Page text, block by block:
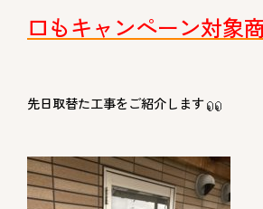
口もキャンペーン対象
先日取替た工事をご紹介します